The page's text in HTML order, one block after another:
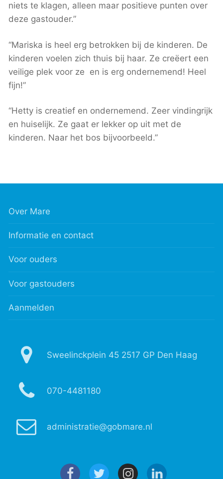
niets te klagen, alleen maar positieve punten over
deze gastouder.”
“Mariska is heel erg betrokken bij de kinderen. De
kinderen voelen zich thuis bij haar. Ze creëert een
veilige plek voor ze en is erg ondernemend! Heel
fijn!”
“Hetty is creatief en ondernemend. Zeer vindingrijk
en huiselijk. Ze gaat er lekker op uit met de
kinderen. Naar het bos bijvoorbeeld.”
Over Mare
Informatie en contact
Voor ouders
Voor gastouders
Aanmelden
Sweelinckplein 45 2517 GP Den Haag
070-4481180
administratie@gobmare.nl